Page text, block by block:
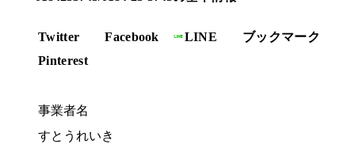
Twitter Facebook LINE
ブックマーク
Pinterest
事業者名
すとうれいき